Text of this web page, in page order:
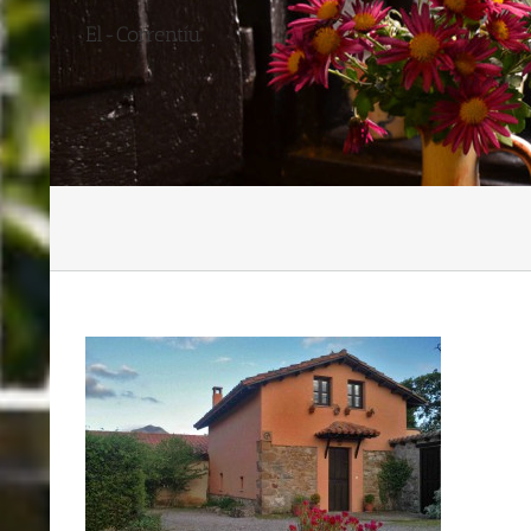
El-Correntíu